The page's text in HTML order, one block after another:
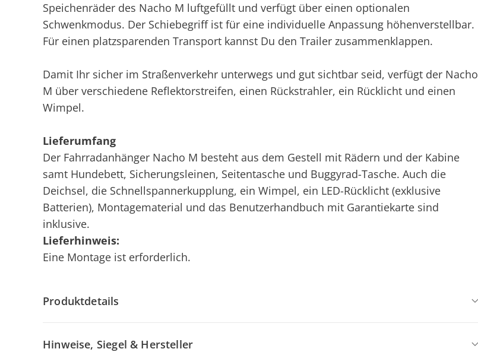
Speichenräder des Nacho M luftgefüllt und verfügt über einen optionalen
Schwenkmodus. Der Schiebegriff ist für eine individuelle Anpassung höhenverstellbar.
Für einen platzsparenden Transport kannst Du den Trailer zusammenklappen.
Damit Ihr sicher im Straßenverkehr unterwegs und gut sichtbar seid, verfügt der Nacho
M über verschiedene Reflektorstreifen, einen Rückstrahler, ein Rücklicht und einen
Wimpel.
Lieferumfang
Der Fahrradanhänger Nacho M besteht aus dem Gestell mit Rädern und der Kabine
samt Hundebett, Sicherungsleinen, Seitentasche und Buggyrad-Tasche. Auch die
Deichsel, die Schnellspannerkupplung, ein Wimpel, ein LED-Rücklicht (exklusive
Batterien), Montagematerial und das Benutzerhandbuch mit Garantiekarte sind
inklusive.
Lieferhinweis:
Eine Montage ist erforderlich.
Produktdetails
Hinweise, Siegel & Hersteller